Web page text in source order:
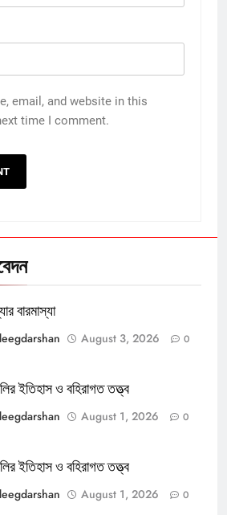
email, and website in this
time I comment.
বারমাস্যা
August 3, 2026 0
ইতিহাস ও বহিরাগত তত্ত্ব
August 1, 2026 0
ইতিহাস ও বহিরাগত তত্ত্ব
August 1, 2026 0